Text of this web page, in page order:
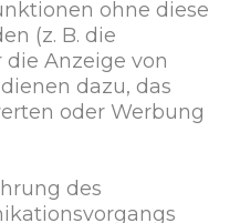
ohne diese
(z. B. die
Anzeige von
dazu, das
oder Werbung
des